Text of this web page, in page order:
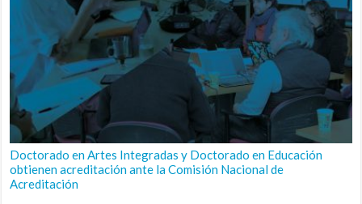
Doctorado en Artes Integradas y Doctorado en Educación
obtienen acreditación ante la Comisión Nacional de
Acreditación